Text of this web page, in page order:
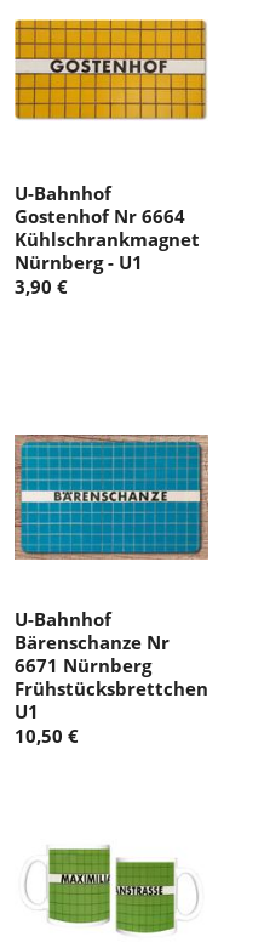
U-Bahnhof
Gostenhof Nr 6664
Kühlschrankmagnet
Nürnberg - U1
3,90 €
U-Bahnhof
Bärenschanze Nr
6671 Nürnberg
Frühstücksbrettchen
U1
10,50 €